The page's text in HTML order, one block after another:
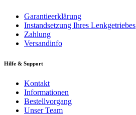
Garantieerklärung
Instandsetzung Ihres Lenkgetriebes
Zahlung
Versandinfo
Hilfe & Support
Kontakt
Informationen
Bestellvorgang
Unser Team